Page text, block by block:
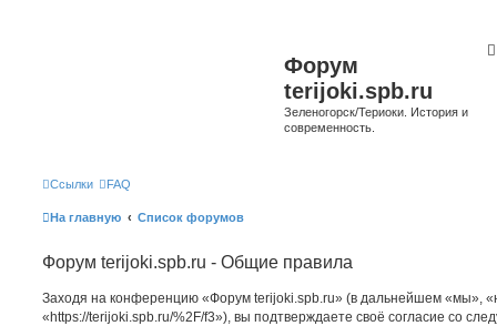
Форум
terijoki.spb.ru
Зеленогорск/Териоки. История и
современность.
Ссылки FAQ
На главную Список форумов
Форум terijoki.spb.ru - Общие правила
Заходя на конференцию «Форум terijoki.spb.ru» (в дальнейшем «мы»,
«https://terijoki.spb.ru/%2F/f3»), вы подтверждаете своё согласие со